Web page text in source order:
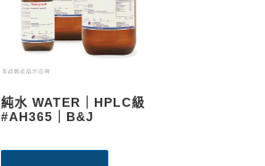
純水 WATER｜HPLC級
#AH365｜B&J